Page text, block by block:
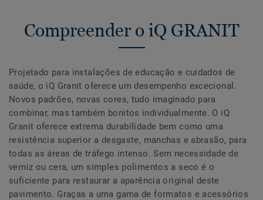
Compreender o iQ GRANIT
Projetado para instalações de educação e cuidados de
saúde, o iQ Granit oferece um desempenho excecional.
Novos padrões, novas cores, tudo imaginado para
combinar, mas também bonitos individualmente. O iQ
Granit oferece extrema durabilidade bem como uma
resistência superior a desgaste, manchas e abrasão, para
todas as áreas de tráfego intenso. Sem necessidade de
verniz ou cera, um simples polimentos a seco é o
suficiente para restaurar a aparência original deste
pavimento. Graças a uma gama de formatos e acessórios